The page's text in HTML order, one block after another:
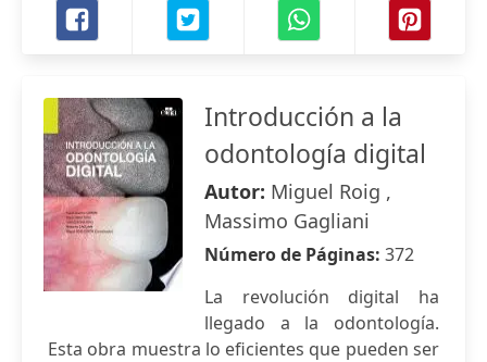
Introducción a la
odontología digital
Autor: Miguel Roig ,
Massimo Gagliani
Número de Páginas: 372
La revolución digital ha
llegado a la odontología.
Esta obra muestra lo eficientes que pueden ser